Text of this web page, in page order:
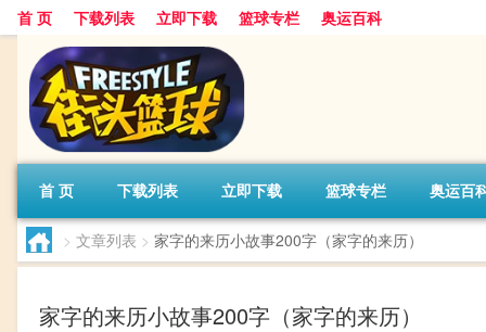
首 页 下载列表 立即下载 篮球专栏 奥运百科
首 页 下载列表 立即下载 篮球专栏 奥运百
> 文章列表 > 家字的来历小故事200字（家字的来历）
家字的来历小故事200字（家字的来历）